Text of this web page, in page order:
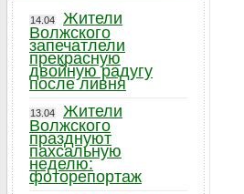
14.04
Жители
Волжского
запечатлели
прекрасную
двойную радугу
после ливня
13.04
Жители
Волжского
празднуют
пахсальную
неделю:
фоторепортаж